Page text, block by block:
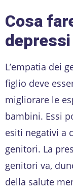
Cosa
depressi
L’empatia dei
figlio deve
migliorare le
bambini. Essi
esiti negativi a
genitori. La
genitori va,
della salute